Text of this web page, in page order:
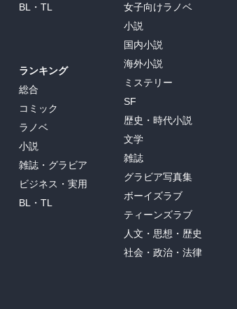
BL・TL
ランキング
総合
コミック
ラノベ
小説
雑誌・グラビア
ビジネス・実用
BL・TL
女子向けラノベ
小説
国内小説
海外小説
ミステリー
SF
歴史・時代小説
文学
雑誌
グラビア写真集
ボーイズラブ
ティーンズラブ
人文・思想・歴史
社会・政治・法律